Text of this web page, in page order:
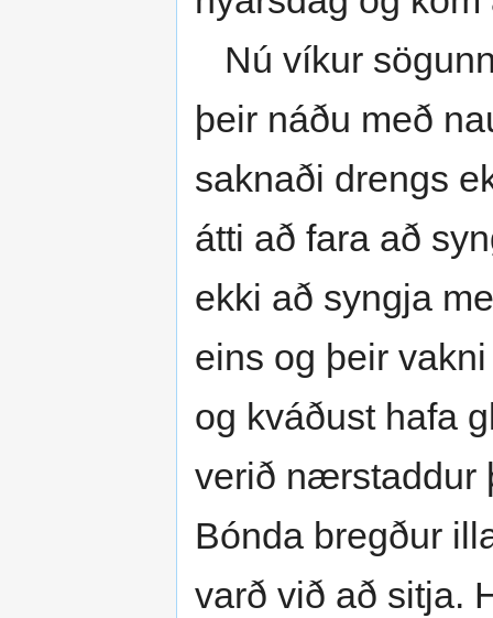
Nú víkur
þeir náðu með
saknaði drengs
átti að fara að
ekki að syngja
eins og þeir
og kváðust hafa
verið nærstaddur
Bónda bregður
varð við að sitja.